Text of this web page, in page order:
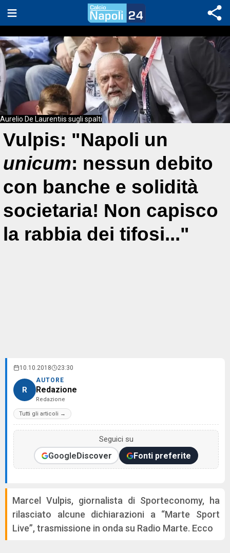
Aurelio De Laurentiis sugli spalti
Vulpis: "Napoli un
unicum: nessun debito
con banche e solidità
societaria! Non capisco
la rabbia dei tifosi..."
10.10.2018 23:30
R
AUTORE
Redazione
Redazione
Tutti gli articoli →
Seguici su
GoogleDiscover Fonti preferite
Marcel Vulpis, giornalista di Sporteconomy, ha
rilasciato alcune dichiarazioni a “Marte Sport
Live”, trasmissione in onda su Radio Marte. Ecco